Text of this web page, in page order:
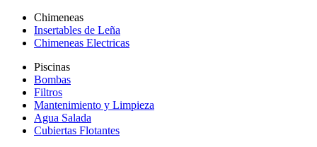
Chimeneas
Insertables de Leña
Chimeneas Electricas
Piscinas
Bombas
Filtros
Mantenimiento y Limpieza
Agua Salada
Cubiertas Flotantes